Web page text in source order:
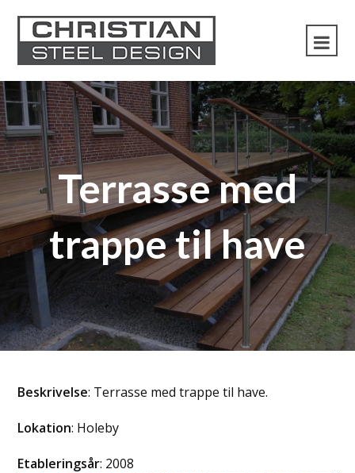
Terrasse med
trappe til have
Beskrivelse: Terrasse med trappe til have.
Lokation: Holeby
Etableringsår: 2008